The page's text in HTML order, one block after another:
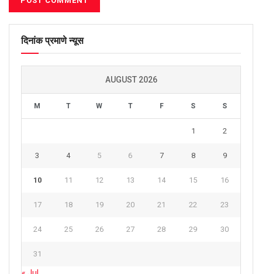
दिनांक प्रमाणे न्यूस
AUGUST 2026
M T W T F S S
1 2
3 4 5 6 7 8 9
10 11 12 13 14 15 16
17 18 19 20 21 22 23
24 25 26 27 28 29 30
31